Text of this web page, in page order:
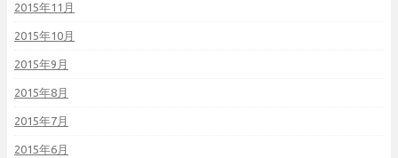
2015年11月
2015年10月
2015年9月
2015年8月
2015年7月
2015年6月